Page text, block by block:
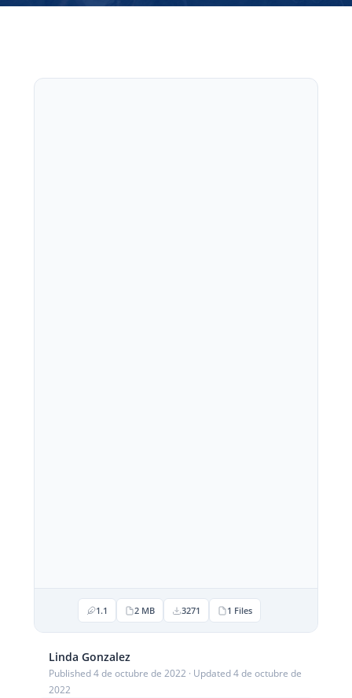
1.1 2 MB 3271 1 Files
Linda Gonzalez
Published 4 de octubre de 2022 · Updated 4 de octubre de
2022